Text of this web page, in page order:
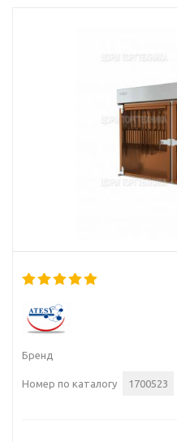
Бренд
Номер по каталогу 1700523